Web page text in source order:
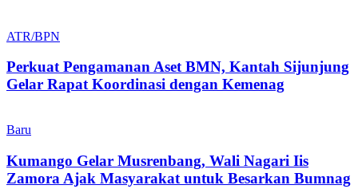
ATR/BPN
Perkuat Pengamanan Aset BMN, Kantah Sijunjung
Gelar Rapat Koordinasi dengan Kemenag
Baru
Kumango Gelar Musrenbang, Wali Nagari Iis
Zamora Ajak Masyarakat untuk Besarkan Bumnag